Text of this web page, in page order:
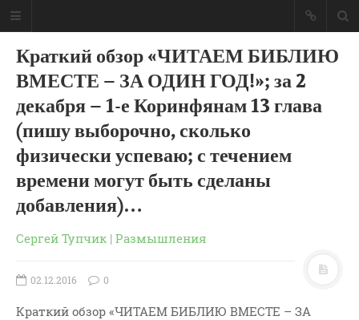
МОИ КНИГИ
Краткий обзор «ЧИТАЕМ БИБЛИЮ
ВМЕСТЕ – ЗА ОДИН ГОД!»; за 2
декабря – 1-е Коринфянам 13 глава
(пишу выборочно, сколько
физически успеваю; с течением
времени могут быть сделаны
добавления)…
Сергей Тупчик | Размышления
02.12.2016 0
Краткий обзор «ЧИТАЕМ БИБЛИЮ ВМЕСТЕ – ЗА